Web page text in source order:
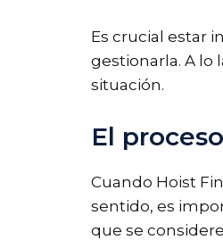
Es crucial estar
gestionarla. A lo
situación.
El
Cuando Hoist
sentido, es
que se